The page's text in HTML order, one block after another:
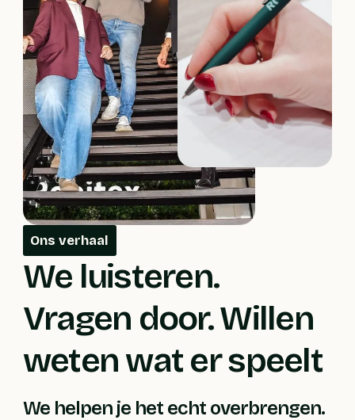
Ons verhaal
We luisteren.
Vragen door. Willen
weten wat er speelt
We helpen je het echt overbrengen.